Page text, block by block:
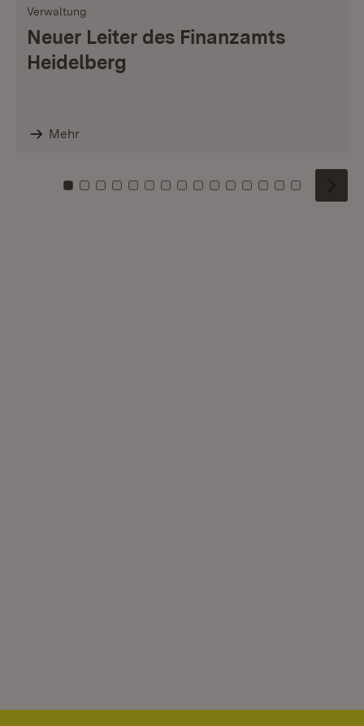
Verwaltung
Neuer Leiter des Finanzamts
Heidelberg
Mehr
Zu Kachel: 0
Zu Kachel: 1
Zu Kachel: 2
Zu Kachel: 3
Zu Kachel: 4
Zu Kachel: 5
Zu Kachel: 6
Zu Kachel: 7
Zu Kachel: 8
Zu Kachel: 9
Zu Kachel: 10
Zu Kachel: 11
Zu Kachel: 12
Zu Kachel:
Zu